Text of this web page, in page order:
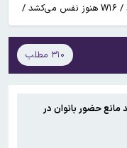
بوگاتی سفارشی با نام «دِستِریِر» معرفی شد / W۱۶ هنوز نفس می‌کشد /
گذشته تقریباً دو برابر
باید بیشتر کار کنند و
۳۱۰ مطلب
مانع حضور بانوان در